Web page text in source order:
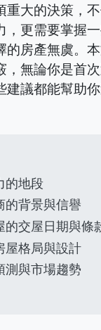
重大的決策，
，更需要掌握
的房產無虞。
，無論你是首
議都能幫助
的地段
的背景與信譽
的交屋日期與條
屋格局與設計
測與市場趨勢